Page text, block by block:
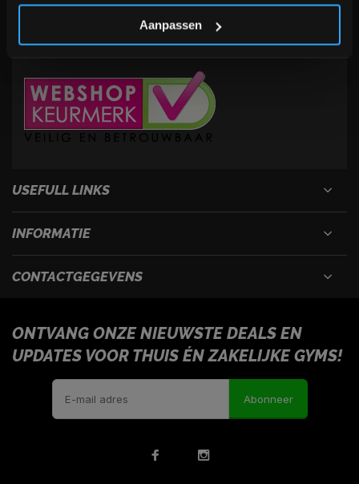
Aanpassen
USEFULL LINKS
INFORMATIE
CONTACTGEGEVENS
ONTVANG ONZE NIEUWSTE DEALS EN
UPDATES VOOR THUIS ÉN ZAKELIJKE GYMS!
Abonneer
*Verzendkosten vallen buiten de korting